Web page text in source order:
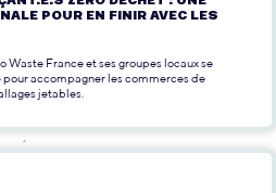
POUR EN FINIR AVEC LES
Waste France et ses groupes locaux se
accompagner les commerces de
jetables.